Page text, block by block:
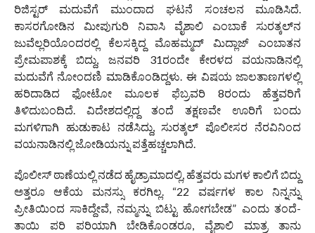
ರಿಜಿಸ್ಟರ್ ಮದುವೆಗೆ ಮುಂದಾದ ಘಟನೆ ಸಂಚಲನ ಮೂಡಿಸಿದೆ.
ಕಾಸರಗೋಡಿನ ಮೀಪುಗುರಿ ನಿವಾಸಿ ವೈಶಾಲಿ ಎಂಬಾಕೆ ಸುರತ್ಕಲ್‌ನ
ಜುವೆಲ್ಲರಿಯೊಂದರಲ್ಲಿ ಕೆಲಸಕ್ಕಿದ್ದ ಮೊಹಮ್ಮದ್ ಮಿದ್ಲಾಜ್ ಎಂಬಾತನ
ಪ್ರೇಮಪಾಶಕ್ಕೆ ಬಿದ್ದು, ಜನವರಿ 31ರಂದೇ ಕೇರಳದ ವಯನಾಡಿನಲ್ಲಿ
ಮದುವೆಗೆ ನೋಂದಣಿ ಮಾಡಿಕೊಂಡಿದ್ದಳು. ಈ ವಿಷಯ ಜಾಲತಾಣಗಳಲ್ಲಿ
ಹರಿದಾಡಿದ ಫೋಟೋ ಮೂಲಕ ಫೆಬ್ರವರಿ 8ರಂದು ಹೆತ್ತವರಿಗೆ
ತಿಳಿದುಬಂದಿದೆ. ವಿದೇಶದಲ್ಲಿದ್ದ ತಂದೆ ತಕ್ಷಣವೇ ಊರಿಗೆ ಬಂದು
ಮಗಳಿಗಾಗಿ ಹುಡುಕಾಟ ನಡೆಸಿದ್ದು, ಸುರತ್ಕಲ್ ಪೊಲೀಸರ ನೆರವಿನಿಂದ
ವಯನಾಡಿನಲ್ಲಿ ಜೋಡಿಯನ್ನು ಪತ್ತೆಹಚ್ಚಲಾಗಿದೆ.
ಪೊಲೀಸ್ ಠಾಣೆಯಲ್ಲಿ ನಡೆದ ಹೈಡ್ರಾಮಾದಲ್ಲಿ, ಹೆತ್ತವರು ಮಗಳ ಕಾಲಿಗೆ ಬಿದ್ದು
ಅತ್ತರೂ ಆಕೆಯ ಮನಸ್ಸು ಕರಗಿಲ್ಲ. “22 ವರ್ಷಗಳ ಕಾಲ ನಿನ್ನನ್ನು
ಪ್ರೀತಿಯಿಂದ ಸಾಕಿದ್ದೇವೆ, ನಮ್ಮನ್ನು ಬಿಟ್ಟು ಹೋಗಬೇಡ” ಎಂದು ತಂದೆ-
ತಾಯಿ ಪರಿ ಪರಿಯಾಗಿ ಬೇಡಿಕೊಂಡರೂ, ವೈಶಾಲಿ ಮಾತ್ರ ತಾನು